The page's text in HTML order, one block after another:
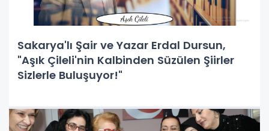
Sakarya'lı Şair ve Yazar Erdal Dursun,
"Aşık Çileli'nin Kalbinden Süzülen Şiirler
Sizlerle Buluşuyor!"